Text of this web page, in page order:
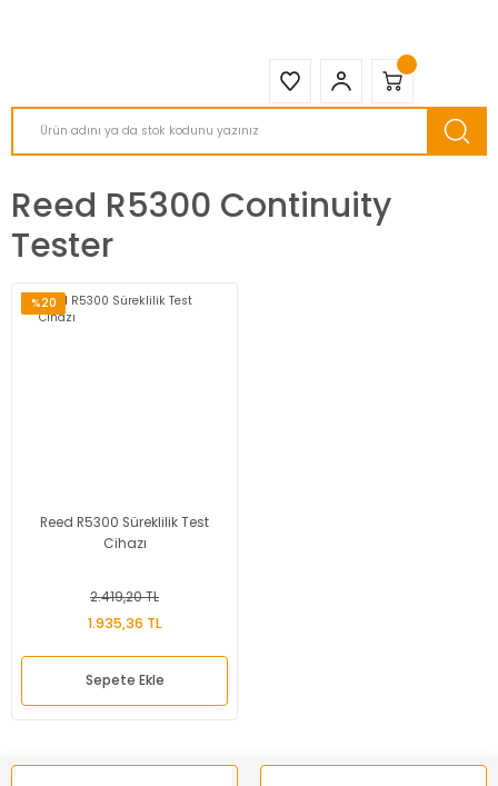
Reed R5300 Continuity
Tester
%20
Reed R5300 Süreklilik Test
Cihazı
2.419,20 TL
1.935,36 TL
Sepete Ekle